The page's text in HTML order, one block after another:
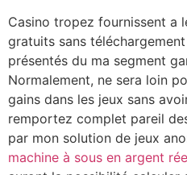
Casino tropez fournissent a
gratuits sans
présentés du ma segment
Normalement, ne sera loin
gains dans les jeux sans
remportez complet pareil
par mon solution de jeux
machine à sous en argent